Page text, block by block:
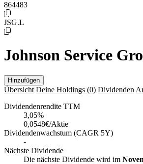
864483
JSG.L
Johnson Service
Hinzufügen
Übersicht Deine Holdings (0) Dividenden
Dividendenrendite TTM
3,05%
0,0548€/Aktie
Dividendenwachstum (CAGR 5Y)
-
Nächste Dividende
Die nächste Dividende wird im